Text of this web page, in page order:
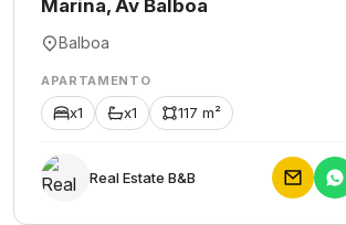
Marina, Av Balboa
Balboa
APARTAMENTO
x1 x1 117 m²
Rеаl Еstаtе В&В